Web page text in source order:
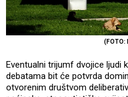
(FOTO:
Eventualni trijumf dvojice ljudi
debatama bit će potvrda
otvorenim društvom